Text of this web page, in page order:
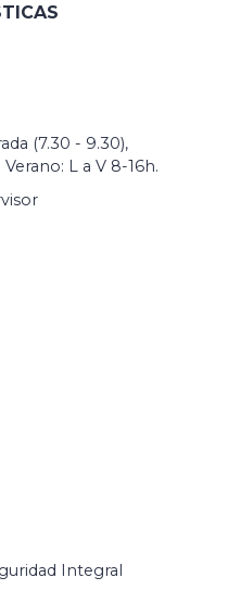
(7.30 - 9.30),
L a V 8-16h.
Integral